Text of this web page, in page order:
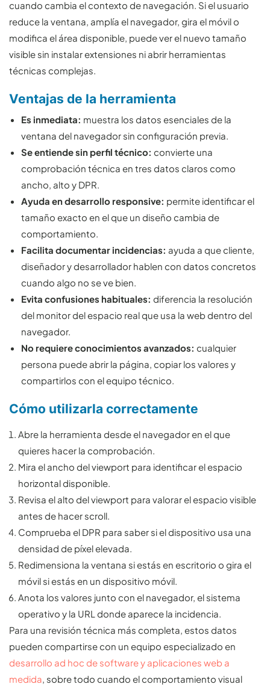
cuando cambia el contexto de navegación. Si el usuario
reduce la ventana, amplía el navegador, gira el móvil o
modifica el área disponible, puede ver el nuevo tamaño
visible sin instalar extensiones ni abrir herramientas
técnicas complejas.
Ventajas de la herramienta
Es inmediata: muestra los datos esenciales de la
ventana del navegador sin configuración previa.
Se entiende sin perfil técnico: convierte una
comprobación técnica en tres datos claros como
ancho, alto y DPR.
Ayuda en desarrollo responsive: permite identificar el
tamaño exacto en el que un diseño cambia de
comportamiento.
Facilita documentar incidencias: ayuda a que cliente,
diseñador y desarrollador hablen con datos concretos
cuando algo no se ve bien.
Evita confusiones habituales: diferencia la resolución
del monitor del espacio real que usa la web dentro del
navegador.
No requiere conocimientos avanzados: cualquier
persona puede abrir la página, copiar los valores y
compartirlos con el equipo técnico.
Cómo utilizarla correctamente
Abre la herramienta desde el navegador en el que
quieres hacer la comprobación.
Mira el ancho del viewport para identificar el espacio
horizontal disponible.
Revisa el alto del viewport para valorar el espacio visible
antes de hacer scroll.
Comprueba el DPR para saber si el dispositivo usa una
densidad de píxel elevada.
Redimensiona la ventana si estás en escritorio o gira el
móvil si estás en un dispositivo móvil.
Anota los valores junto con el navegador, el sistema
operativo y la URL donde aparece la incidencia.
Para una revisión técnica más completa, estos datos
pueden compartirse con un equipo especializado en
desarrollo ad hoc de software y aplicaciones web a
medida, sobre todo cuando el comportamiento visual